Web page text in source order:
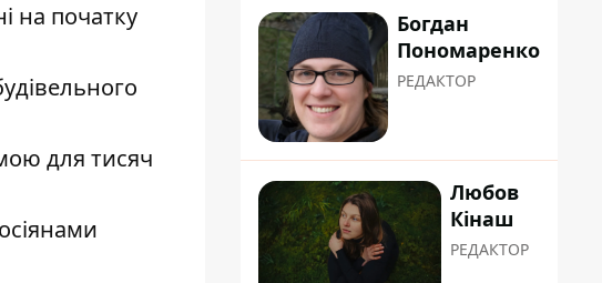
на початку
для тисяч
Богдан
Пономаренко
РЕДАКТОР
Любов
Кінаш
РЕДАКТОР